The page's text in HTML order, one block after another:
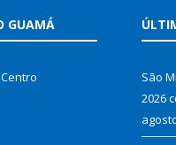
GUAMÁ
São
2026